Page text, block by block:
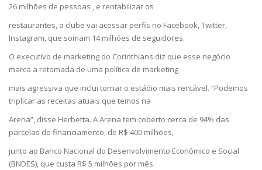
26 milhões de pessoas , e rentabilizar os
restaurantes, o clube vai acessar perfis no Facebook, Twitter,
Instagram, que somam 14 milhões de seguidores.
O executivo de marketing do Corinthians diz que esse negócio
marca a retomada de uma política de marketing
mais agressiva que inclui tornar o estádio mais rentável. “Podemos
triplicar as receitas atuais que temos na
Arena”, disse Herbetta. A Arena tem coberto cerca de 94% das
parcelas do financiamento, de R$ 400 milhões,
junto ao Banco Nacional do Desenvolvimento Econômico e Social
(BNDES), que custa R$ 5 milhões por mês.